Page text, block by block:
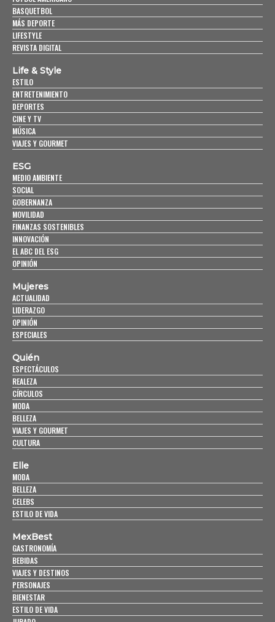
BASQUETBOL
MÁS DEPORTE
LIFESTYLE
REVISTA DIGITAL
Life & Style
ESTILO
ENTRETENIMIENTO
DEPORTES
CINE Y TV
MÚSICA
VIAJES Y GOURMET
ESG
MEDIO AMBIENTE
SOCIAL
GOBERNANZA
MOVILIDAD
FINANZAS SOSTENIBLES
INNOVACIÓN
EL ABC DEL ESG
OPINIÓN
Mujeres
ACTUALIDAD
LIDERAZGO
OPINIÓN
ESPECIALES
Quién
ESPECTÁCULOS
REALEZA
CÍRCULOS
MODA
BELLEZA
VIAJES Y GOURMET
CULTURA
Elle
MODA
BELLEZA
CELEBS
ESTILO DE VIDA
MexBest
GASTRONOMÍA
BEBIDAS
VIAJES Y DESTINOS
PERSONAJES
BIENESTAR
ESTILO DE VIDA